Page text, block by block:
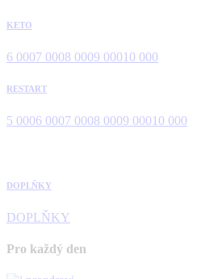
KETO
6 0007 0008 0009 00010 000
RESTART
5 0006 0007 0008 0009 00010 000
DOPLŇKY
DOPLŇKY
Pro každý den